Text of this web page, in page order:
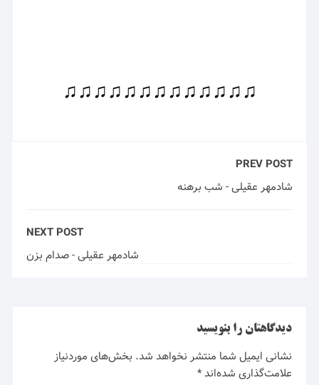
♫♫♫♫♫♫♫♫♫♫♫♫♫
PREV POST
شادمهر عقیلی - شب برهنه
NEXT POST
شادمهر عقیلی - صدام بزن
دیدگاهتان را بنویسید
نشانی ایمیل شما منتشر نخواهد شد. بخش‌های موردنیاز
علامت‌گذاری شده‌اند*